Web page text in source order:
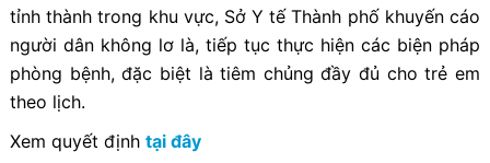
tỉnh thành trong khu vực, Sở Y tế Thành phố khuyến cáo
người dân không lơ là, tiếp tục thực hiện các biện pháp
phòng bệnh, đặc biệt là tiêm chủng đầy đủ cho trẻ em
theo lịch.
Xem quyết định tại đây